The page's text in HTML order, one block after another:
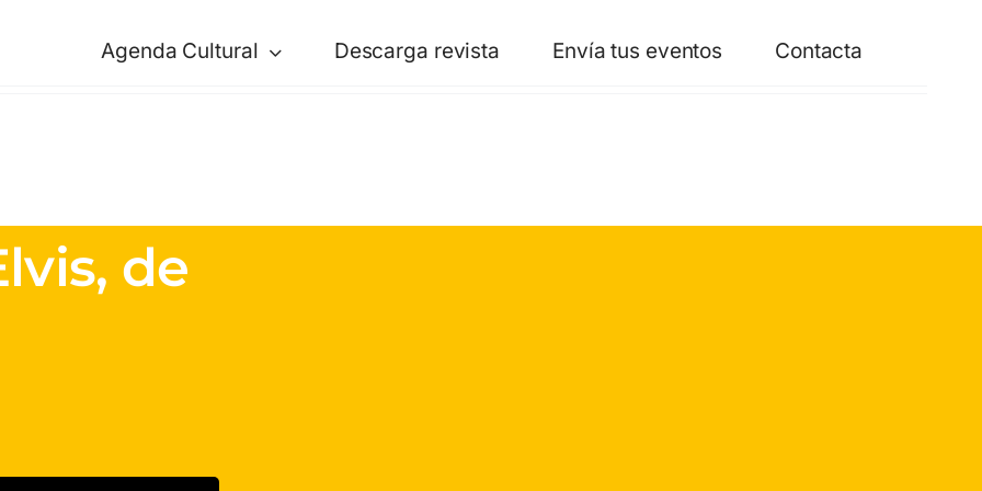
Agenda Cultural Descarga revista Envía tus eventos Contacta
de